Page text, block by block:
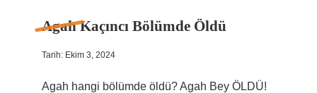
Agah Kaçıncı Bölümde Öldü
Tarih: Ekim 3, 2024
Agah hangi bölümde öldü? Agah Bey ÖLDÜ!